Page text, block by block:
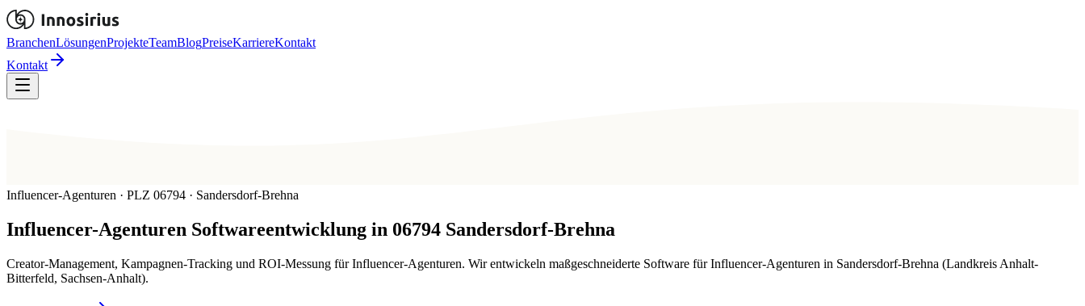
BranchenLösungenProjekteTeamBlogPreiseKarriereKontakt
Kontakt
Influencer-Agenturen · PLZ 06794 · Sandersdorf-Brehna
Influencer-Agenturen Softwareentwicklung in 06794 Sandersdorf-Brehna
Creator-Management, Kampagnen-Tracking und ROI-Messung für Influencer-Agenturen. Wir entwickeln maßgeschneiderte Software für Influencer-Agenturen in Sandersdorf-Brehna (Landkreis Anhalt-
Bitterfeld, Sachsen-Anhalt).